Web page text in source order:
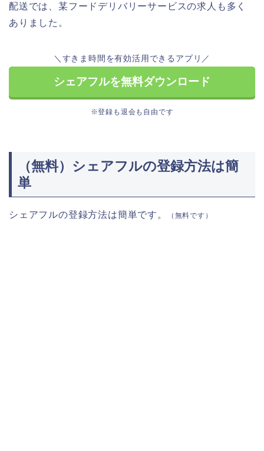
配送では、某フードデリバリーサービスの求人も多く
ありました。
＼すきま時間を有効活用できるアプリ／
シェアフルを無料ダウンロード
※登録も退会も自由です
（無料）シェアフルの登録方法は簡
単
シェアフルの登録方法は簡単です。 （無料です）